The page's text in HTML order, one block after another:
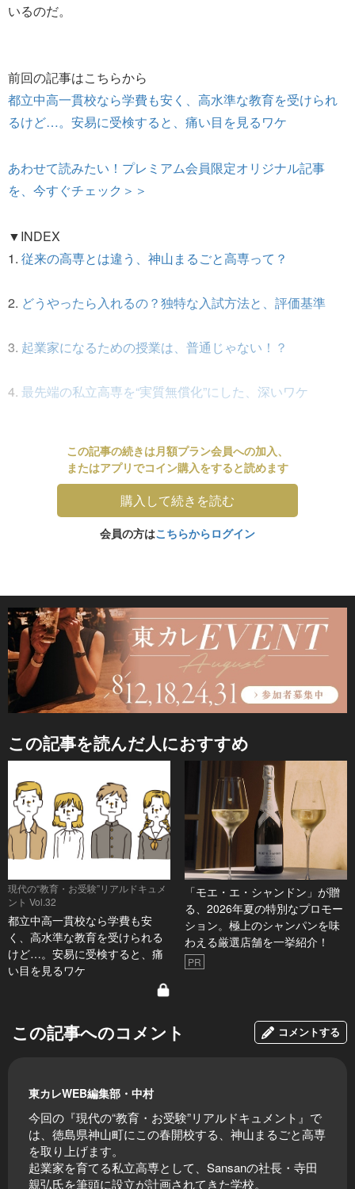
いるのだ。
前回の記事はこちらから
都立中高一貫校なら学費も安く、高水準な教育を受けられ
るけど…。安易に受検すると、痛い目を見るワケ
あわせて読みたい！プレミアム会員限定オリジナル記事
を、今すぐチェック＞＞
▼INDEX
1. 従来の高専とは違う、神山まるごと高専って？
2. どうやったら入れるの？独特な入試方法と、評価基準
3. 起業家になるための授業は、普通じゃない！？
4. 最先端の私立高専を“実質無償化”にした、深いワケ
この記事の続きは月額プラン会員への加入、
またはアプリでコイン購入をすると読めます
購入して続きを読む
会員の方はこちらからログイン
この記事を読んだ人におすすめ
現代の“教育・お受験”リアルドキュメ
ント Vol.32
都立中高一貫校なら学費も安
く、高水準な教育を受けられる
けど…。安易に受検すると、痛
い目を見るワケ
「モエ・エ・シャンドン」が贈
る、2026年夏の特別なプロモー
ション。極上のシャンパンを味
わえる厳選店舗を一挙紹介！
PR
この記事へのコメント コメントする
東カレWEB編集部・中村
今回の『現代の“教育・お受験”リアルドキュメント』で
は、徳島県神山町にこの春開校する、神山まるごと高専
を取り上げます。
起業家を育てる私立高専として、Sansanの社長・寺田
親弘氏を筆頭に設立が計画されてきた学校。